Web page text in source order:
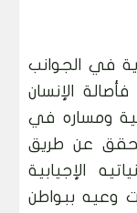
في الجوانب
فأصالة الإنسان
ومساره في
عن طريق
الإجيابية
وعيه ببواطن